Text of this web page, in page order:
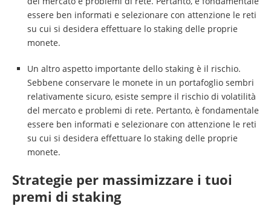
essere ben informati e selezionare con attenzione le reti
su cui si desidera effettuare lo staking delle proprie
monete.
Un altro aspetto importante dello staking è il rischio.
Sebbene conservare le monete in un portafoglio sembri
relativamente sicuro, esiste sempre il rischio di volatilità
del mercato e problemi di rete. Pertanto, è fondamentale
essere ben informati e selezionare con attenzione le reti
su cui si desidera effettuare lo staking delle proprie
monete.
Strategie per massimizzare i tuoi
premi di staking